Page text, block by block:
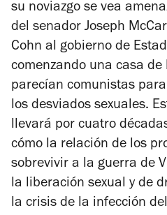
su noviazgo se vea
del senador Joseph
Cohn al gobierno de
comenzando una casa
parecían comunistas
los desviados sexuales.
llevará por cuatro
cómo la relación de los
sobrevivir a la guerra de
la liberación sexual y de
la crisis de la infección